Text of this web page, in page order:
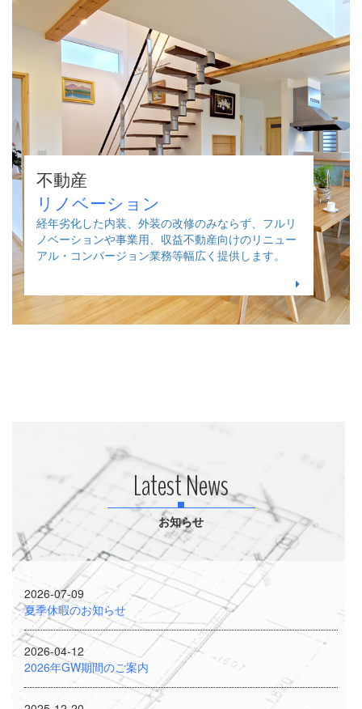
不動産
リノベーション
経年劣化した内装、外装の改修のみならず、フルリ
ノベーションや事業用、収益不動産向けのリニュー
アル・コンバージョン業務等幅広く提供します。
Latest News
お知らせ
2026-07-09
夏季休暇のお知らせ
2026-04-12
2026年GW期間のご案内